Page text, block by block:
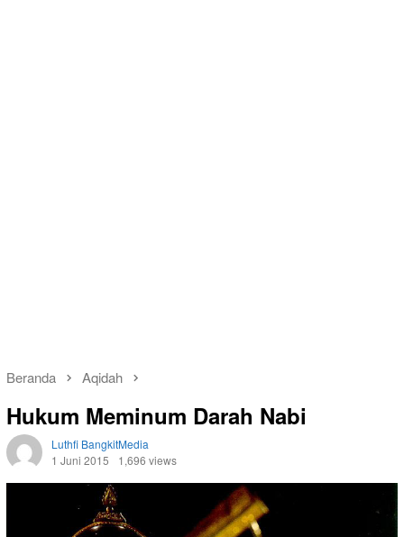
Beranda Aqidah
Hukum Meminum Darah Nabi
Luthfi BangkitMedia
1 Juni 2015
1,696 views